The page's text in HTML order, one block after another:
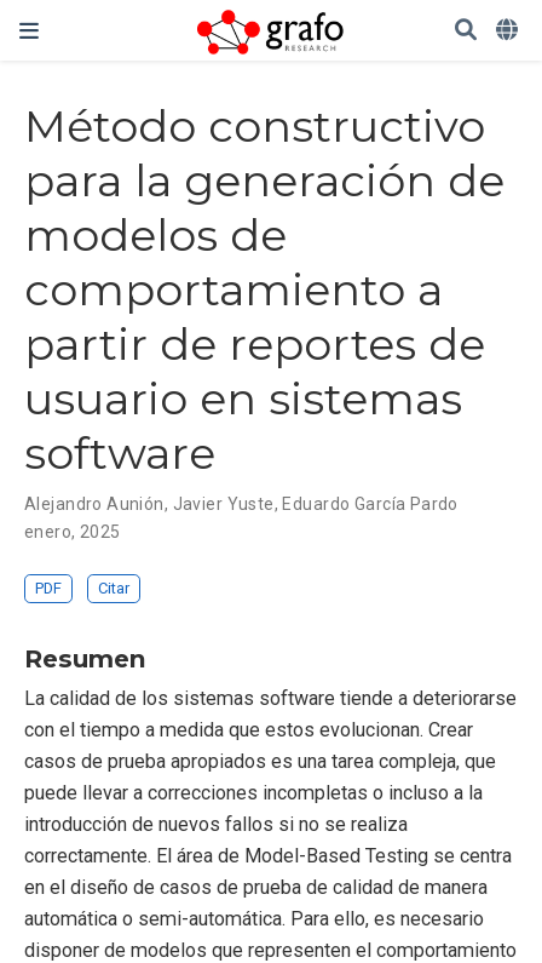
Método constructivo
para la generación de
modelos de
comportamiento a
partir de reportes de
usuario en sistemas
software
Alejandro Aunión, Javier Yuste, Eduardo García Pardo
enero, 2025
PDF Citar
Resumen
La calidad de los sistemas software tiende a deteriorarse
con el tiempo a medida que estos evolucionan. Crear
casos de prueba apropiados es una tarea compleja, que
puede llevar a correcciones incompletas o incluso a la
introducción de nuevos fallos si no se realiza
correctamente. El área de Model-Based Testing se centra
en el diseño de casos de prueba de calidad de manera
automática o semi-automática. Para ello, es necesario
disponer de modelos que representen el comportamiento